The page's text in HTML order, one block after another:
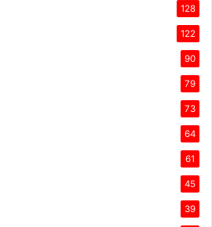
128
122
90
79
73
64
61
45
39